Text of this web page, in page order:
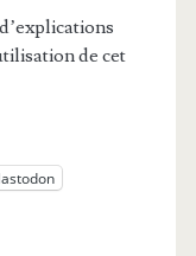
de cet